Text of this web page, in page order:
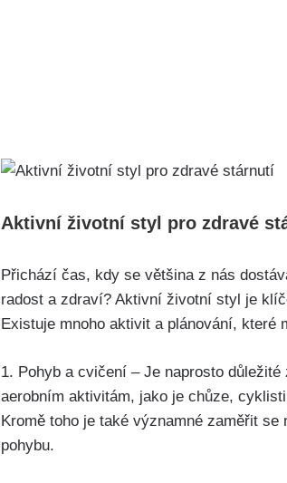
Aktivní životní styl pro zdravé
Přichází čas, kdy se většina z nás
radost a zdraví? Aktivní životní styl je
Existuje mnoho aktivit a plánování, které
1. Pohyb a cvičení – Je naprosto
aerobním aktivitám, jako je chůze,
Kromě toho je také významné zaměřit
pohybu.